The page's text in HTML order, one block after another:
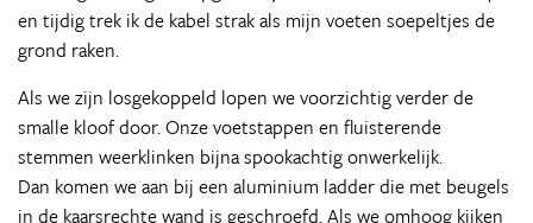
en tijdig trek ik de kabel strak als mijn voeten soepeltjes de
grond raken.
Als we zijn losgekoppeld lopen we voorzichtig verder de
smalle kloof door. Onze voetstappen en fluisterende
stemmen weerklinken bijna spookachtig onwerkelijk.
Dan komen we aan bij een aluminium ladder die met beugels
in de kaarsrechte wand is geschroefd. Als we omhoog kijken